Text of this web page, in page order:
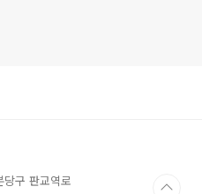
구 판교역로